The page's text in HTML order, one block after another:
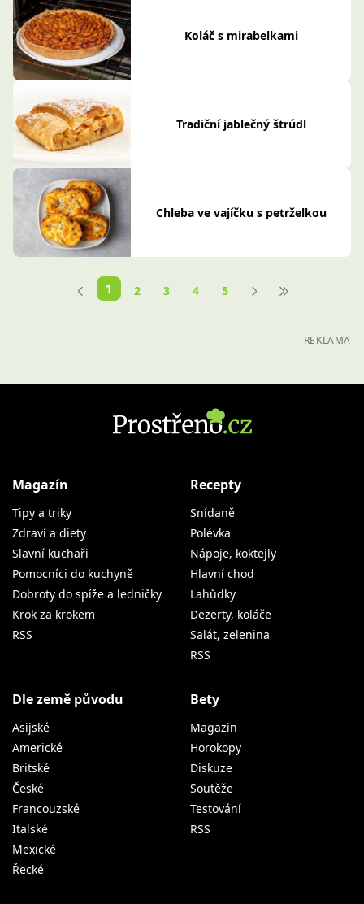
Koláč s mirabelkami
Tradiční jablečný štrúdl
Chleba ve vajíčku s petrželkou
1 2 3 4 5
REKLAMA
Magazín
Tipy a triky
Zdraví a diety
Slavní kuchaři
Pomocníci do kuchyně
Dobroty do spíže a ledničky
Krok za krokem
RSS
Recepty
Snídaně
Polévka
Nápoje, koktejly
Hlavní chod
Lahůdky
Dezerty, koláče
Salát, zelenina
RSS
Dle země původu
Asijské
Americké
Britské
České
Francouzské
Italské
Mexické
Řecké
Bety
Magazin
Horokopy
Diskuze
Soutěže
Testování
RSS